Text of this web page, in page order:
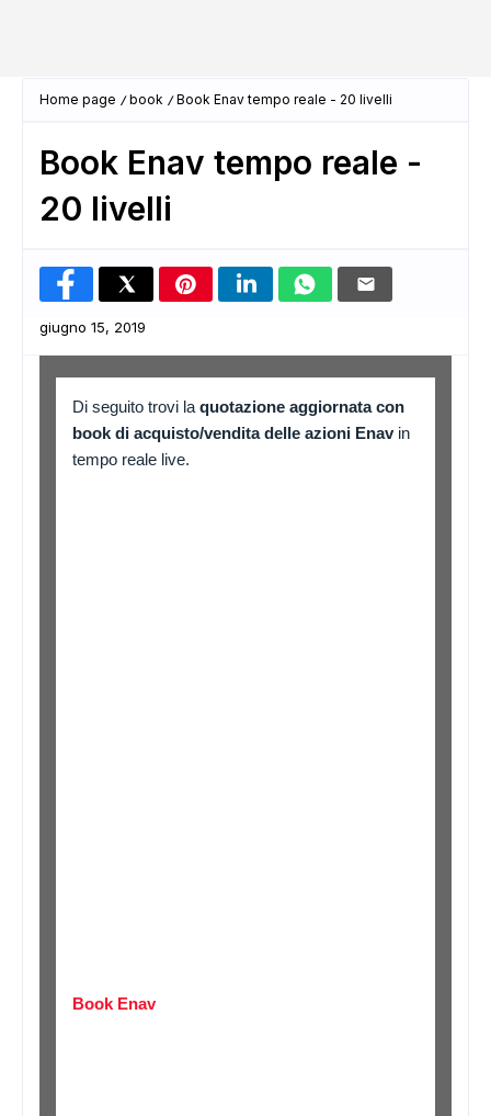
Home page book Book Enav tempo reale - 20 livelli
Book Enav tempo reale -
20 livelli
giugno 15, 2019
Di seguito trovi la quotazione aggiornata con
book di acquisto/vendita delle azioni Enav in
tempo reale live.
Book Enav